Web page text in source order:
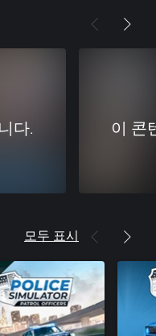
다. 이 콘
모두 표시